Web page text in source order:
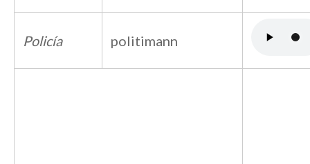
Policía politimann